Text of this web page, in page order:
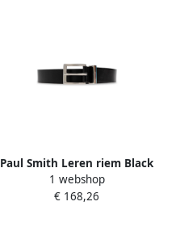
Paul Smith Leren riem Black
Heren
1 webshop
€ 168,26